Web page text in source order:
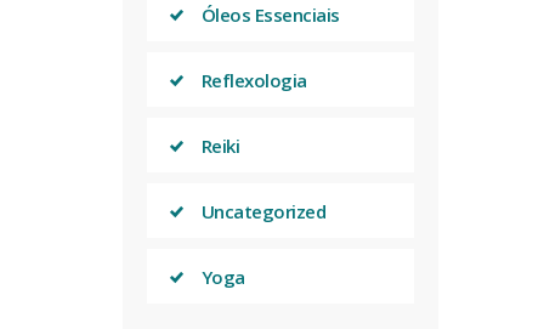
Óleos Essenciais
Reflexologia
Reiki
Uncategorized
Yoga